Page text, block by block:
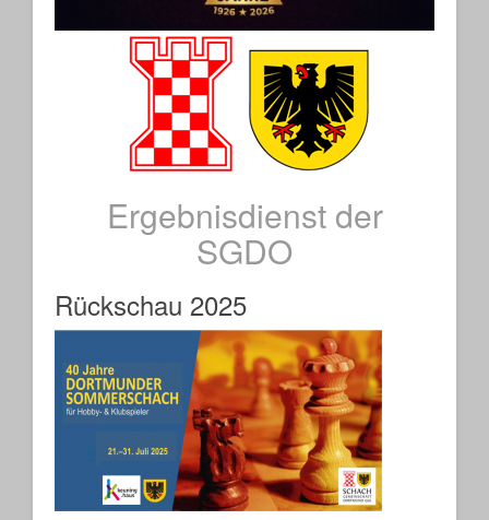
Ergebnisdienst der
SGDO
Rückschau 2025